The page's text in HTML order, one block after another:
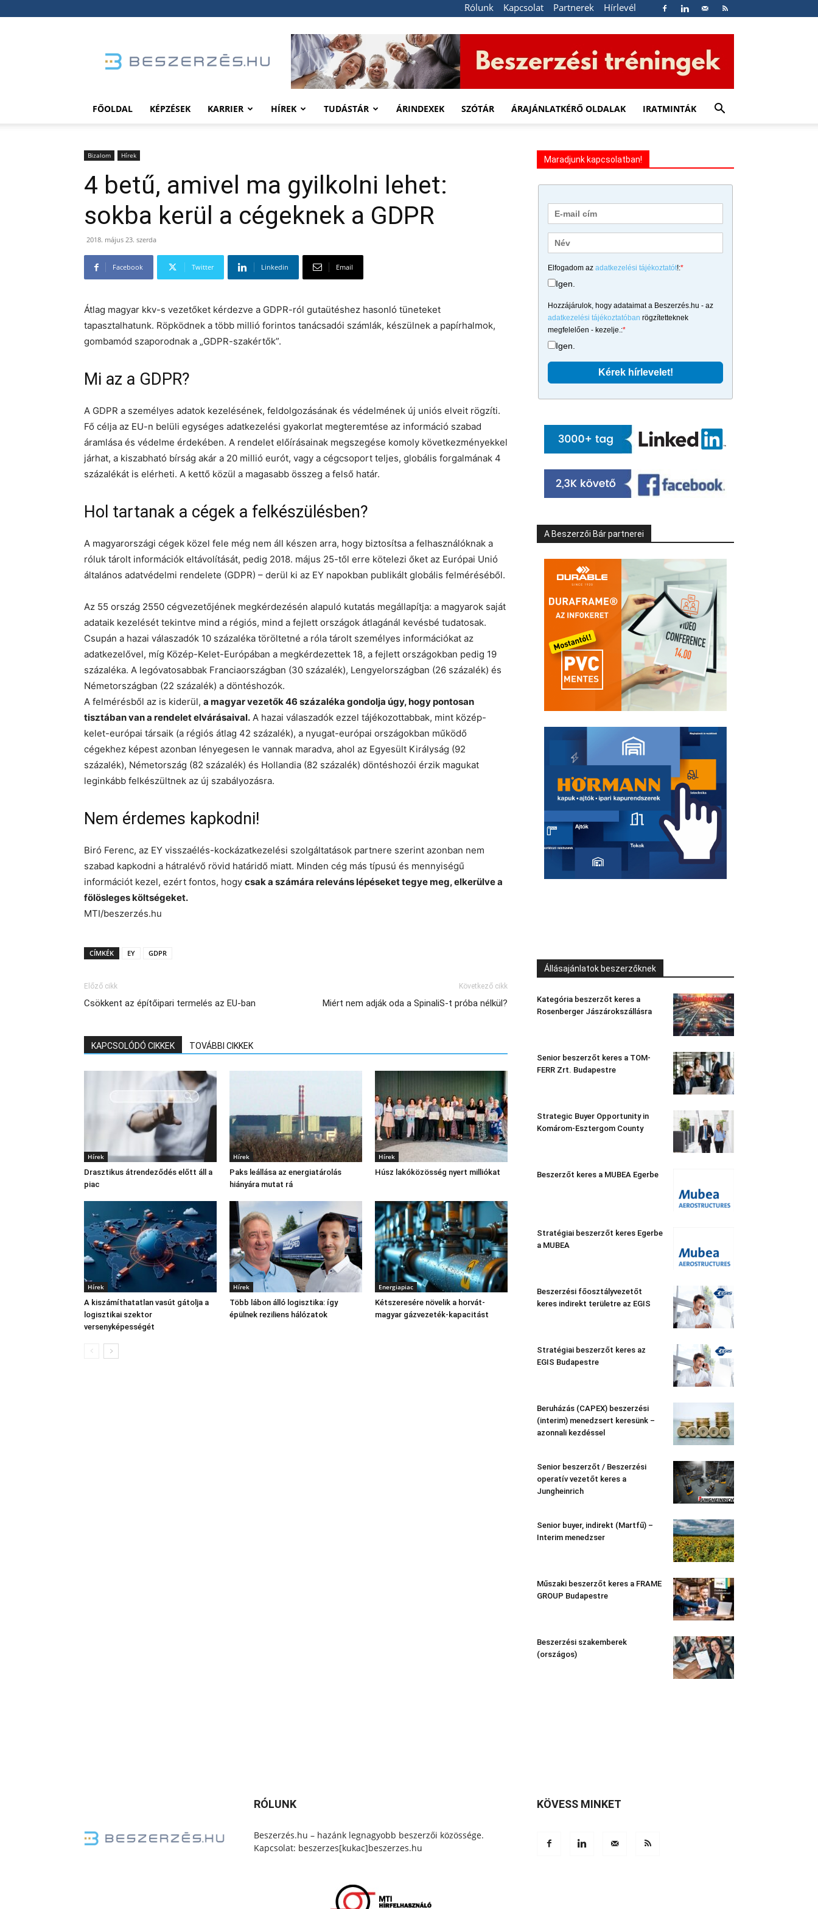
Rólunk Kapcsolat Partnerek Hírlevél
FŐOLDAL KÉPZÉSEK KARRIER HÍREK TUDÁSTÁR ÁRINDEXEK SZÓTÁR ÁRAJÁNLATKÉRŐ OLDALAK IRATMINTÁK
Bizalom Hírek
4 betű, amivel ma gyilkolni lehet:
sokba kerül a cégeknek a GDPR
2018. május 23. szerda
Facebook Twitter Linkedin Email
Átlag magyar kkv-s vezetőket kérdezve a GDPR-ról gutaütéshez hasonló tüneteket
tapasztalhatunk. Röpködnek a több millió forintos tanácsadói számlák, készülnek a papírhalmok,
gombamód szaporodnak a „GDPR-szakértők”.
Mi az a GDPR?
A GDPR a személyes adatok kezelésének, feldolgozásának és védelmének új uniós elveit rögzíti.
Fő célja az EU-n belüli egységes adatkezelési gyakorlat megteremtése az információ szabad
áramlása és védelme érdekében. A rendelet előírásainak megszegése komoly következményekkel
járhat, a kiszabható bírság akár a 20 millió eurót, vagy a cégcsoport teljes, globális forgalmának 4
százalékát is elérheti. A kettő közül a magasabb összeg a felső határ.
Hol tartanak a cégek a felkészülésben?
A magyarországi cégek közel fele még nem áll készen arra, hogy biztosítsa a felhasználóknak a
róluk tárolt információk eltávolítását, pedig 2018. május 25-től erre kötelezi őket az Európai Unió
általános adatvédelmi rendelete (GDPR) – derül ki az EY napokban publikált globális felméréséből.
Az 55 ország 2550 cégvezetőjének megkérdezésén alapuló kutatás megállapítja: a magyarok saját
adataik kezelését tekintve mind a régiós, mind a fejlett országok átlagánál kevésbé tudatosak.
Csupán a hazai válaszadók 10 százaléka töröltetné a róla tárolt személyes információkat az
adatkezelővel, míg Közép-Kelet-Európában a megkérdezettek 18, a fejlett országokban pedig 19
százaléka. A legóvatosabbak Franciaországban (30 százalék), Lengyelországban (26 százalék) és
Németországban (22 százalék) a döntéshozók.
A felmérésből az is kiderül, a magyar vezetők 46 százaléka gondolja úgy, hogy pontosan
tisztában van a rendelet elvárásaival. A hazai válaszadók ezzel tájékozottabbak, mint közép-
kelet-európai társaik (a régiós átlag 42 százalék), a nyugat-európai országokban működő
cégekhez képest azonban lényegesen le vannak maradva, ahol az Egyesült Királyság (92
százalék), Németország (82 százalék) és Hollandia (82 százalék) döntéshozói érzik magukat
leginkább felkészültnek az új szabályozásra.
Nem érdemes kapkodni!
Biró Ferenc, az EY visszaélés-kockázatkezelési szolgáltatások partnere szerint azonban nem
szabad kapkodni a hátralévő rövid határidő miatt. Minden cég más típusú és mennyiségű
információt kezel, ezért fontos, hogy csak a számára releváns lépéseket tegye meg, elkerülve a
fölösleges költségeket.
MTI/beszerzés.hu
CÍMKÉK EY GDPR
Előző cikk
Csökkent az építőipari termelés az EU-ban
Következő cikk
Miért nem adják oda a SpinaliS-t próba nélkül?
KAPCSOLÓDÓ CIKKEK TOVÁBBI CIKKEK
Hírek
Drasztikus átrendeződés előtt áll a
piac
Hírek
Paks leállása az energiatárolás
hiányára mutat rá
Hírek
Húsz lakóközösség nyert milliókat
Hírek
A kiszámíthatatlan vasút gátolja a
logisztikai szektor
versenyképességét
Hírek
Több lábon álló logisztika: így
épülnek reziliens hálózatok
Energiapiac
Kétszeresére növelik a horvát-
magyar gázvezeték-kapacitást
Maradjunk kapcsolatban!
Elfogadom az adatkezelési tájékoztatót!:*
Igen.
Hozzájárulok, hogy adataimat a Beszerzés.hu - az
adatkezelési tájékoztatóban rögzítetteknek
megfelelően - kezelje.:*
Igen.
A Beszerzői Bár partnerei
Állásajánlatok beszerzőknek
Kategória beszerzőt keres a
Rosenberger Jászárokszállásra
Senior beszerzőt keres a TOM-
FERR Zrt. Budapestre
Strategic Buyer Opportunity in
Komárom-Esztergom County
Beszerzőt keres a MUBEA Egerbe
Stratégiai beszerzőt keres Egerbe
a MUBEA
Beszerzési főosztályvezetőt
keres indirekt területre az EGIS
Stratégiai beszerzőt keres az
EGIS Budapestre
Beruházás (CAPEX) beszerzési
(interim) menedzsert keresünk –
azonnali kezdéssel
Senior beszerzőt / Beszerzési
operatív vezetőt keres a
Jungheinrich
Senior buyer, indirekt (Martfű) –
Interim menedzser
Műszaki beszerzőt keres a FRAME
GROUP Budapestre
Beszerzési szakemberek
(országos)
RÓLUNK
Beszerzés.hu – hazánk legnagyobb beszerzői közössége.
Kapcsolat: beszerzes[kukac]beszerzes.hu
KÖVESS MINKET